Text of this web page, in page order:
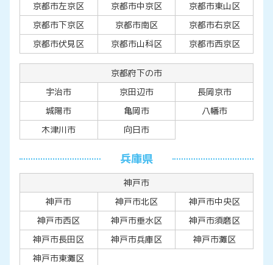
京都市左京区
京都市中京区
京都市東山区
京都市下京区
京都市南区
京都市右京区
京都市伏見区
京都市山科区 京都市西京区
京都府下の市
宇治市
京田辺市
長岡京市
城陽市
亀岡市
八幡市
木津川市
向日市
兵庫県
神戸市
神戸市
神戸市北区
神戸市中央区
神戸市西区
神戸市垂水区
神戸市須磨区
神戸市長田区
神戸市兵庫区
神戸市灘区
神戸市東灘区